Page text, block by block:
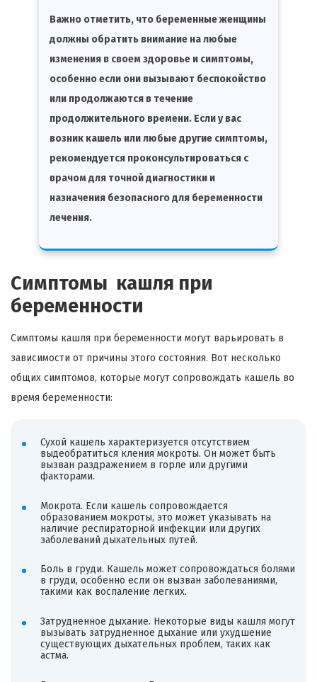
Важно отметить, что беременные женщины
должны обратить внимание на любые
изменения в своем здоровье и симптомы,
особенно если они вызывают беспокойство
или продолжаются в течение
продолжительного времени. Если у вас
возник кашель или любые другие симптомы,
рекомендуется проконсультироваться с
врачом для точной диагностики и
назначения безопасного для беременности
лечения.
Симптомы кашля при
беременности
Симптомы кашля при беременности могут варьировать в
зависимости от причины этого состояния. Вот несколько
общих симптомов, которые могут сопровождать кашель во
время беременности:
Сухой кашель характеризуется отсутствием
выдеобратиться кления мокроты. Он может быть
вызван раздражением в горле или другими
факторами.
Мокрота. Если кашель сопровождается
образованием мокроты, это может указывать на
наличие респираторной инфекции или других
заболеваний дыхательных путей.
Боль в груди. Кашель может сопровождаться болями
в груди, особенно если он вызван заболеваниями,
такими как воспаление легких.
Затрудненное дыхание. Некоторые виды кашля могут
вызывать затрудненное дыхание или ухудшение
существующих дыхательных проблем, таких как
астма.